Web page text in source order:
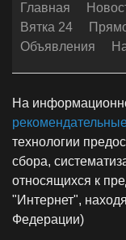
Главная
Вятка 24
Объявления
На
технологии
сбора,
относящихся к
"Интернет",
Федерации)